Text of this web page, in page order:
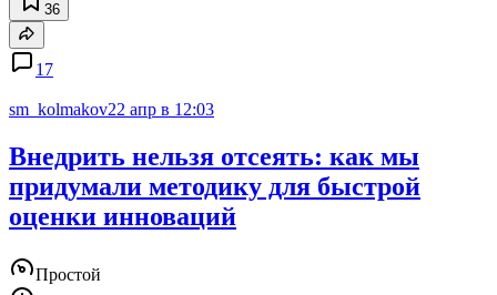
36
17
sm_kolmakov22 апр в 12:03
Внедрить нельзя отсеять: как мы
придумали методику для быстрой
оценки инноваций
Простой